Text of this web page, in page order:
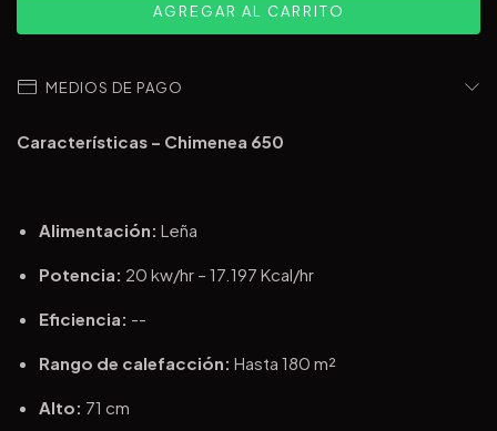
MEDIOS DE PAGO
Características – Chimenea 650
Alimentación: Leña
Potencia: 20 kw/hr – 17.197 Kcal/hr
Eficiencia: --
Rango de calefacción: Hasta 180 m²
Alto: 71 cm